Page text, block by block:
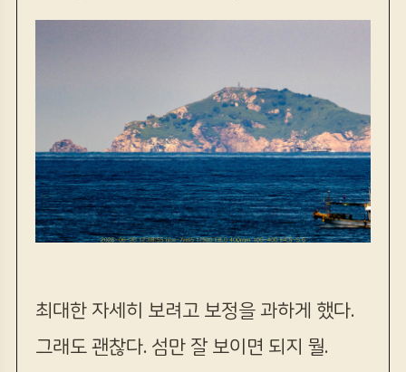
최대한 자세히 보려고 보정을 과하게 했다.
그래도 괜찮다. 섬만 잘 보이면 되지 뭘.